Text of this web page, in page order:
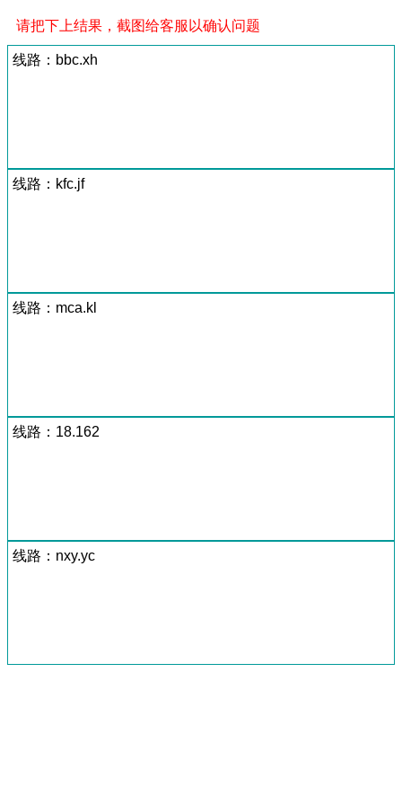
请把下上结果，截图给客服以确认问题
线路：bbc.xh
线路：kfc.jf
线路：mca.kl
线路：18.162
线路：nxy.yc